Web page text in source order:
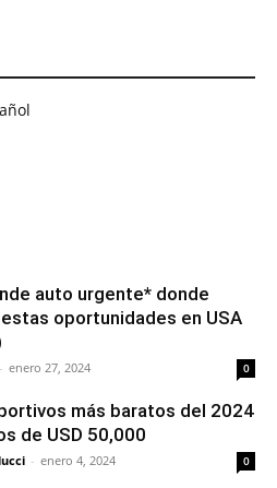
auto urgente* donde
oportunidades en USA
- enero 27, 2024 0
más baratos del 2024
de USD 50,000
- enero 4, 2024 0